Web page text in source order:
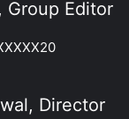
Group Editor
Director